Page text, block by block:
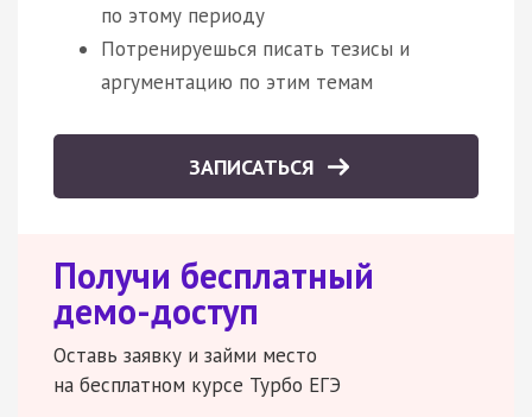
по этому периоду
Потренируешься писать тезисы и
аргументацию по этим темам
ЗАПИСАТЬСЯ
Получи бесплатный
демо-доступ
Оставь заявку и займи место
на бесплатном курсе Турбо ЕГЭ